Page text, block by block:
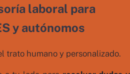
laboral para
y autónomos
trato humano y personalizado.